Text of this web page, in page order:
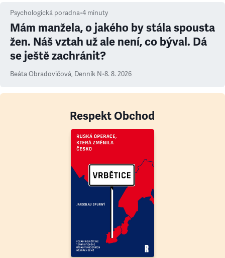
Psychologická poradna•4 minuty
Mám manžela, o jakého by stála spousta
žen. Náš vztah už ale není, co býval. Dá
se ještě zachránit?
Beáta Obradovičová, Denník N•8. 8. 2026
Respekt Obchod